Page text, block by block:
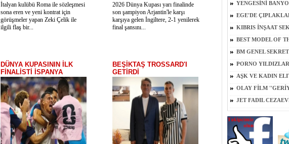
İtalyan kulübü Roma ile sözleşmesi
sona eren ve yeni kontrat için
görüşmeler yapan Zeki Çelik ile
ilgili flaş bir...
2026 Dünya Kupası yarı finalinde
son şampiyon Arjantin'le karşı
karşıya gelen İngiltere, 2-1 yenilerek
final şansını...
DÜNYA KUPASININ İLK
FİNALİSTİ İSPANYA
BEŞİKTAŞ TROSSARD'I
GETİRDİ
YENGESİNİ
EGE'DE
KIBRIS İNŞAAT
BEST MODEL OF
BM GENEL
PORNO
AŞK VE KADIN
OLAY FİLM
JET FADIL